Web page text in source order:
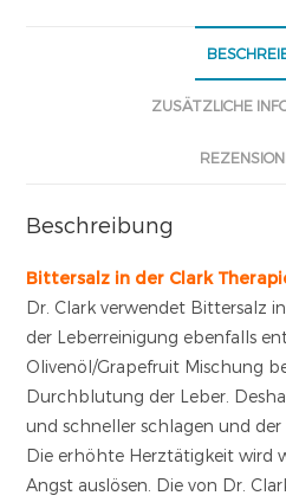
ZUSÄTZLICHE
Beschreibung
Bittersalz in der Clark
Dr. Clark verwendet Bittersalz
der Leberreinigung ebenfalls
Olivenöl/Grapefruit Mischung
Durchblutung der Leber.
und schneller schlagen und der
Die erhöhte Herztätigkeit wird
Angst auslösen. Die von Dr.